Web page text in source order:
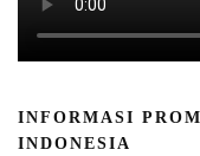
INFORMASI
INDONESIA